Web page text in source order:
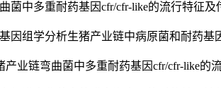
菌中多重耐药基因cfr/cfr-like的流行特征及
因组学分析生猪产业链中病原菌和耐药基
产业链弯曲菌中多重耐药基因cfr/cfr-like的